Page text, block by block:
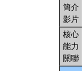
簡介
影片
核心
能力
關聯